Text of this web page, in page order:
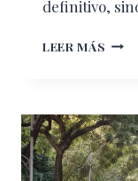
definitivo,
LEER MÁS EL
UN
VIAJE
A